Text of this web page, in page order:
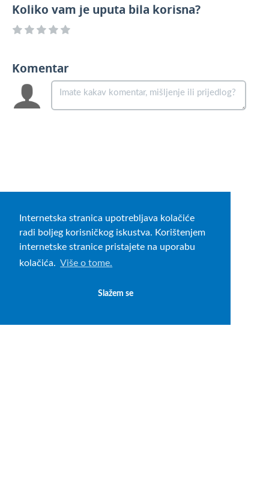
Internetska stranica upotrebljava kolačiće
radi boljeg korisničkog iskustva. Korištenjem
internetske stranice pristajete na uporabu
kolačića. Više o tome.
Slažem se
Koliko vam je uputa bila korisna?
Komentar